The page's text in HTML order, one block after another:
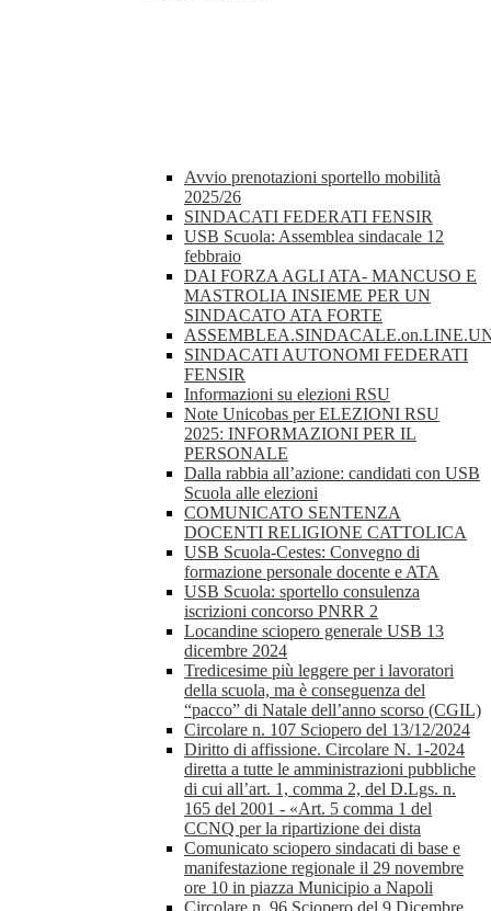
Avvio prenotazioni sportello mobilità
2025/26
SINDACATI FEDERATI FENSIR
USB Scuola: Assemblea sindacale 12
febbraio
DAI FORZA AGLI ATA- MANCUSO E
MASTROLIA INSIEME PER UN
SINDACATO ATA FORTE
SINDACATI AUTONOMI FEDERATI
FENSIR
Informazioni su elezioni RSU
Note Unicobas per ELEZIONI RSU
2025: INFORMAZIONI PER IL
PERSONALE
Dalla rabbia all’azione: candidati con USB
Scuola alle elezioni
COMUNICATO SENTENZA
DOCENTI RELIGIONE CATTOLICA
USB Scuola-Cestes: Convegno di
formazione personale docente e ATA
USB Scuola: sportello consulenza
iscrizioni concorso PNRR 2
Locandine sciopero generale USB 13
dicembre 2024
Tredicesime più leggere per i lavoratori
della scuola, ma è conseguenza del
“pacco” di Natale dell’anno scorso (CGIL)
Circolare n. 107 Sciopero del 13/12/2024
Diritto di affissione. Circolare N. 1-2024
diretta a tutte le amministrazioni pubbliche
di cui all’art. 1, comma 2, del D.Lgs. n.
165 del 2001 - «Art. 5 comma 1 del
CCNQ per la ripartizione dei dista
Comunicato sciopero sindacati di base e
manifestazione regionale il 29 novembre
ore 10 in piazza Municipio a Napoli